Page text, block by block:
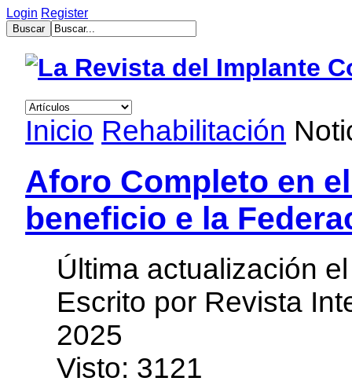
Login Register
Inicio Rehabilitación
Aforo Completo en
beneficio e la
Última actualización
Escrito por Revista
2025
Visto: 3121
muğla
escort
bayan
escort
aydın
bayan
escort
çanakkale
escort
balıkesir
bayan
escort